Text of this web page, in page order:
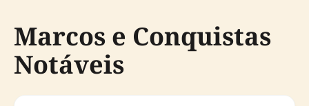
Marcos e Conquistas
Notáveis